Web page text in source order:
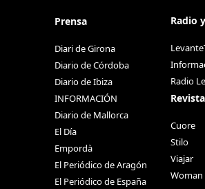
Prensa
Diari de Girona
Diario de Córdoba
Diario de Ibiza
INFORMACIÓN
Diario de Mallorca
El Día
Empordà
El Periódico de Aragón
El Periódico de España
Radio
Radio
Cuore
Stilo
Viajar
Woman